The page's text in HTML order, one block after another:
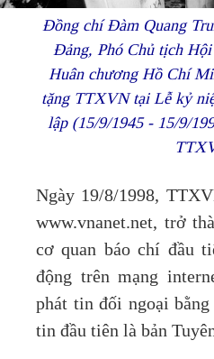
Đồng chí Đàm Quang
Đảng, Phó Chủ tịch
Huân chương Hồ Chí
tặng TTXVN tại Lễ kỷ
lập (15/9/1945 - 15/9/
Ngày 19/8/1998,
www.vnanet.net, trở
cơ quan báo chí đầu
động trên mạng
phát tin đối ngoại
tin đầu tiên là bản